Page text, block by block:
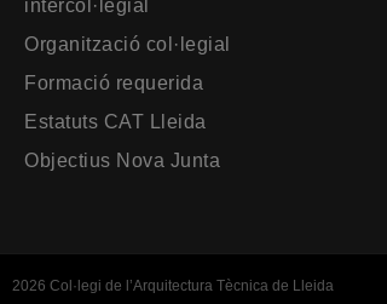
intercol·legial
Organització col·legial
Formació requerida
Estatuts CAT Lleida
Objectius Nova Junta
2026 Col·legi de l’Arquitectura Tècnica de Lleida